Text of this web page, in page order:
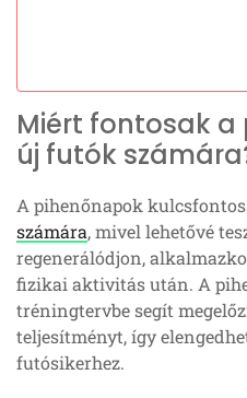
Miért fontosak a
új futók
A pihenőnapok
számára, mivel lehetővé
regenerálódjon,
fizikai aktivitás után. A
tréningtervbe segít
teljesítményt, így
futósikerhez.